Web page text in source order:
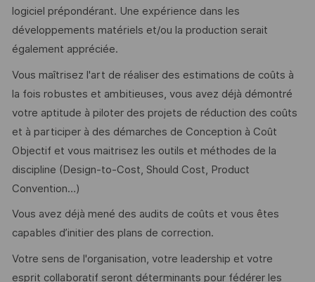
logiciel prépondérant. Une expérience dans les
développements matériels et/ou la production serait
également appréciée.
Vous maîtrisez l'art de réaliser des estimations de coûts à
la fois robustes et ambitieuses, vous avez déjà démontré
votre aptitude à piloter des projets de réduction des coûts
et à participer à des démarches de Conception à Coût
Objectif et vous maitrisez les outils et méthodes de la
discipline (Design-to-Cost, Should Cost, Product
Convention…)
Vous avez déjà mené des audits de coûts et vous êtes
capables d’initier des plans de correction.
Votre sens de l'organisation, votre leadership et votre
esprit collaboratif seront déterminants pour fédérer les